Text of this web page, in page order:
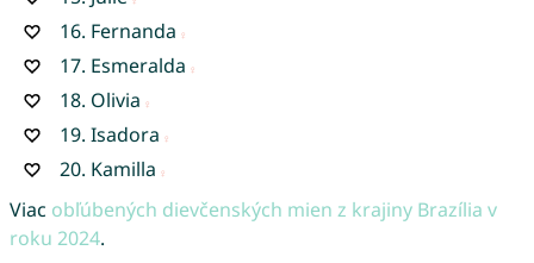
16. Fernanda
17. Esmeralda
18. Olivia
19. Isadora
20. Kamilla
Viac obľúbených dievčenských mien z krajiny Brazília v
roku 2024.